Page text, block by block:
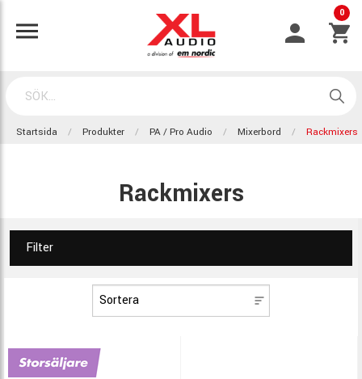
0
Startsida Produkter PA / Pro Audio Mixerbord Rackmixers
Rackmixers
Filter